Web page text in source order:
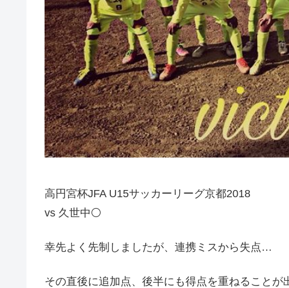
高円宮杯JFA U15サッカーリーグ京都2018
vs 久世中⚪️
幸先よく先制しましたが、連携ミスから失点…
その直後に追加点、後半にも得点を重ねること